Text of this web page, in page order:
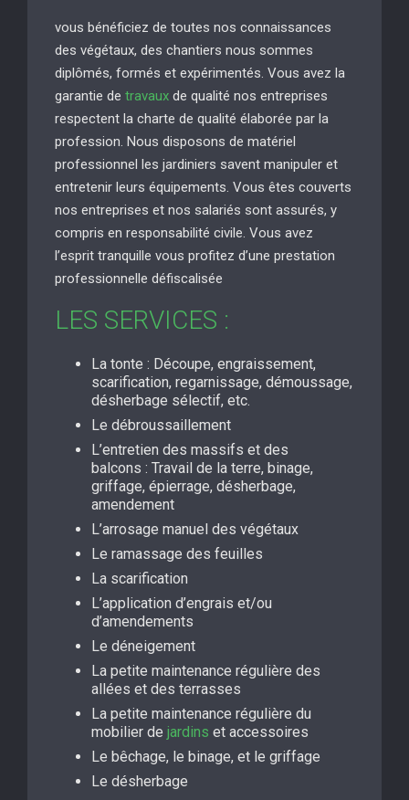
vous bénéficiez de toutes nos connaissances
des végétaux, des chantiers nous sommes
diplômés, formés et expérimentés. Vous avez la
garantie de travaux de qualité nos entreprises
respectent la charte de qualité élaborée par la
profession. Nous disposons de matériel
professionnel les jardiniers savent manipuler et
entretenir leurs équipements. Vous êtes couverts
nos entreprises et nos salariés sont assurés, y
compris en responsabilité civile. Vous avez
l’esprit tranquille vous profitez d’une prestation
professionnelle défiscalisée
LES SERVICES :
La tonte : Découpe, engraissement,
scarification, regarnissage, démoussage,
désherbage sélectif, etc.
Le débroussaillement
L’entretien des massifs et des
balcons : Travail de la terre, binage,
griffage, épierrage, désherbage,
amendement
L’arrosage manuel des végétaux
Le ramassage des feuilles
La scarification
L’application d’engrais et/ou
d’amendements
Le déneigement
La petite maintenance régulière des
allées et des terrasses
La petite maintenance régulière du
mobilier de jardins et accessoires
Le bêchage, le binage, et le griffage
Le désherbage